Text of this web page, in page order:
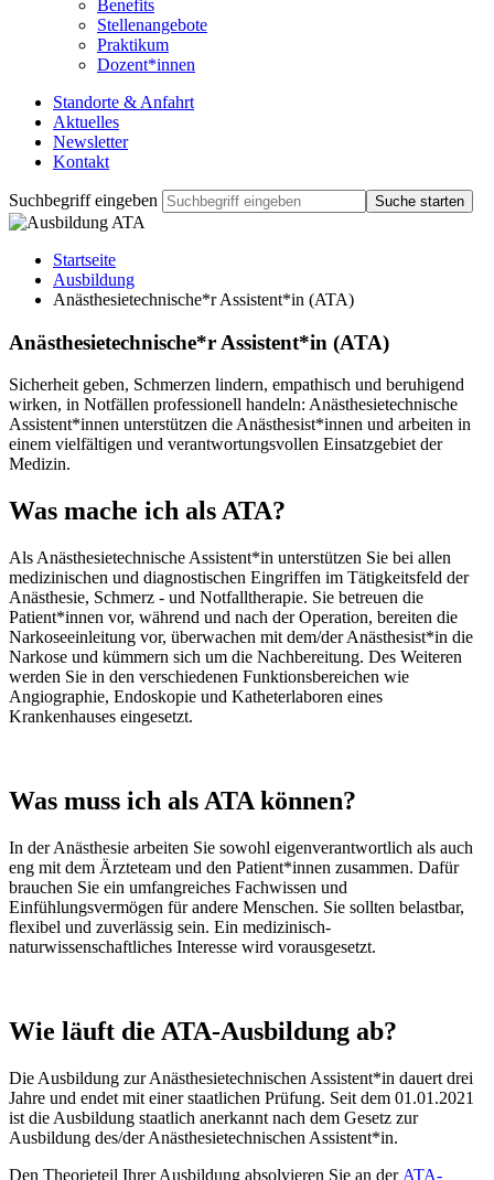
Benefits
Stellenangebote
Praktikum
Dozent*innen
Standorte & Anfahrt
Aktuelles
Newsletter
Kontakt
Suchbegriff eingeben Suche starten
Startseite
Ausbildung
Anästhesietechnische*r Assistent*in (ATA)
Anästhesietechnische*r Assistent*in (ATA)
Sicherheit geben, Schmerzen lindern, empathisch und beruhigend
wirken, in Notfällen professionell handeln: Anästhesietechnische
Assistent*innen unterstützen die Anästhesist*innen und arbeiten in
einem vielfältigen und verantwortungsvollen Einsatzgebiet der
Medizin.
Was mache ich als ATA?
Als Anästhesietechnische Assistent*in unterstützen Sie bei allen
medizinischen und diagnostischen Eingriffen im Tätigkeitsfeld der
Anästhesie, Schmerz - und Notfalltherapie. Sie betreuen die
Patient*innen vor, während und nach der Operation, bereiten die
Narkoseeinleitung vor, überwachen mit dem/der Anästhesist*in die
Narkose und kümmern sich um die Nachbereitung. Des Weiteren
werden Sie in den verschiedenen Funktionsbereichen wie
Angiographie, Endoskopie und Katheterlaboren eines
Krankenhauses eingesetzt.
Was muss ich als ATA können?
In der Anästhesie arbeiten Sie sowohl eigenverantwortlich als auch
eng mit dem Ärzteteam und den Patient*innen zusammen. Dafür
brauchen Sie ein umfangreiches Fachwissen und
Einfühlungsvermögen für andere Menschen. Sie sollten belastbar,
flexibel und zuverlässig sein. Ein medizinisch-
naturwissenschaftliches Interesse wird vorausgesetzt.
Wie läuft die ATA-Ausbildung ab?
Die Ausbildung zur Anästhesietechnischen Assistent*in dauert drei
Jahre und endet mit einer staatlichen Prüfung. Seit dem 01.01.2021
ist die Ausbildung staatlich anerkannt nach dem Gesetz zur
Ausbildung des/der Anästhesietechnischen Assistent*in.
Den Theorieteil Ihrer Ausbildung absolvieren Sie an der ATA-